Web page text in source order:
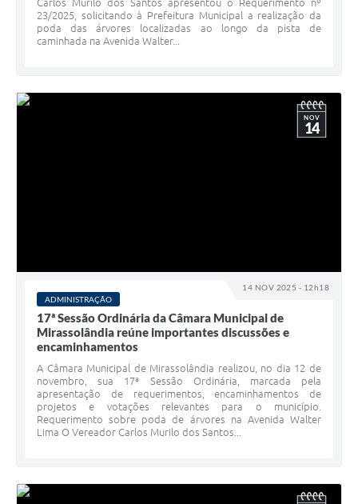
Carlos Murilo dos Santos apresentou o Requerimento nº
23/2025, solicitando à Prefeitura Municipal a realização da
poda das árvores localizadas ao longo da pista de
caminhada na Avenida Walter...
14 NOV 2025 - 12h18
NOV
14
ADMINISTRAÇÃO
17ª Sessão Ordinária da Câmara Municipal de
Mirassolândia reúne importantes discussões e
encaminhamentos
A Câmara Municipal de Mirassolândia realizou, no dia 12 de
novembro, sua 17ª Sessão Ordinária, marcada pela
apresentação de requerimentos, encaminhamentos de
projetos e votações relevantes para o município.
Requerimento sobre poda de árvores na Avenida Walter
Lima O Vereador Carlos Murilo dos Santos...